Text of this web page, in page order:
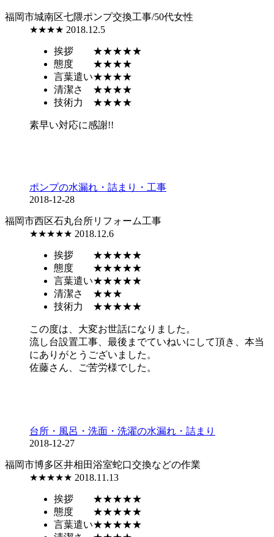
福岡市城南区七隈ポンプ交換工事/50代女性
★★★★ 2018.12.5
挨拶 ★★★★★
態度 ★★★★
言葉遣い★★★★
清潔さ ★★★★
技術力 ★★★★
素早い対応に感謝!!
ポンプの水漏れ・詰まり・工事
2018-12-28
福岡市西区石丸台所リフォーム工事
★★★★★ 2018.12.6
挨拶 ★★★★★
態度 ★★★★★
言葉遣い★★★★★
清潔さ ★★★
技術力 ★★★★★
この度は、大変お世話になりました。
流し台設置工事、最後までていねいにして頂き、本当
にありがとうございました。
佐藤さん、ご苦労様でした。
台所・風呂・洗面・洗濯の水漏れ・詰まり
2018-12-27
福岡市博多区井相田浴室蛇口交換などの作業
★★★★★ 2018.11.13
挨拶 ★★★★★
態度 ★★★★★
言葉遣い★★★★★